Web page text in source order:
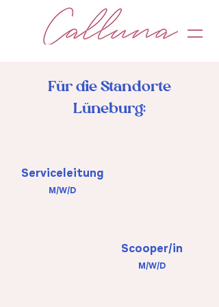
Für die Standorte
Lüneburg:
Serviceleitung
M/W/D
Scooper/in
M/W/D